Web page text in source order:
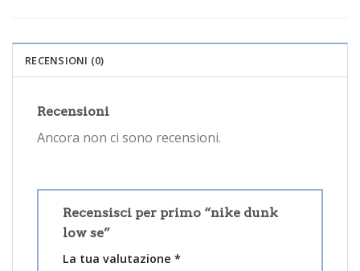
RECENSIONI (0)
Recensioni
Ancora non ci sono recensioni.
Recensisci per primo “nike dunk
low se”
La tua valutazione *